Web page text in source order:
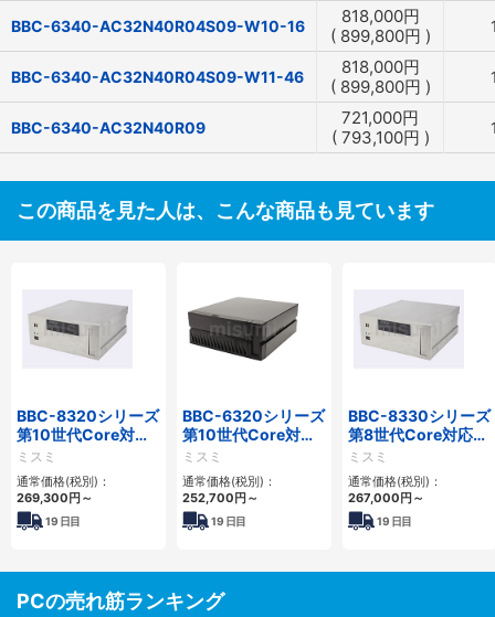
BBC-6340-AC32N40R04S09-W10-16 818,000円
( 899,800円 )
BBC-6340-AC32N40R04S09-W11-46 818,000円
( 899,800円 )
BBC-6340-AC32N40R09 721,000円
( 793,100円 )
この商品を見た人は、こんな商品も見ています
BBC-8320シリーズ
第10世代Core対応
小型フロアマウント
FAPC 2PCI・2PCIe
ミスミ
通常価格(税別)：
269,300円～
19 日目
BBC-6320シリーズ
第10世代Core対応
小型フロアマウント
FAPC 2PCI・2PCIe
ミスミ
通常価格(税別)：
252,700円～
19 日目
BBC-8330シリーズ
第8世代Core対応小
型フロアマウント
FAPC 2PCI・2PCIe
ミスミ
通常価格(税別)：
267,000円～
19 日目
PCの売れ筋ランキング